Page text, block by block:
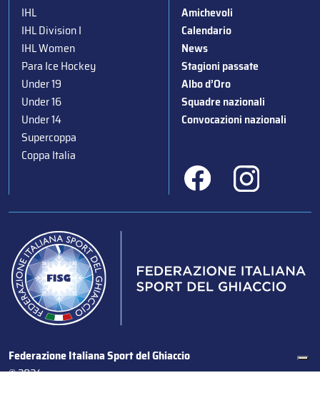
IHL
IHL Division I
IHL Women
Para Ice Hockey
Under 19
Under 16
Under 14
Supercoppa
Coppa Italia
Amichevoli
Calendario
News
Stagioni passate
Albo d’Oro
Squadre nazionali
Convocazioni nazionali
Federazione Italiana Sport del Ghiaccio
© 2024